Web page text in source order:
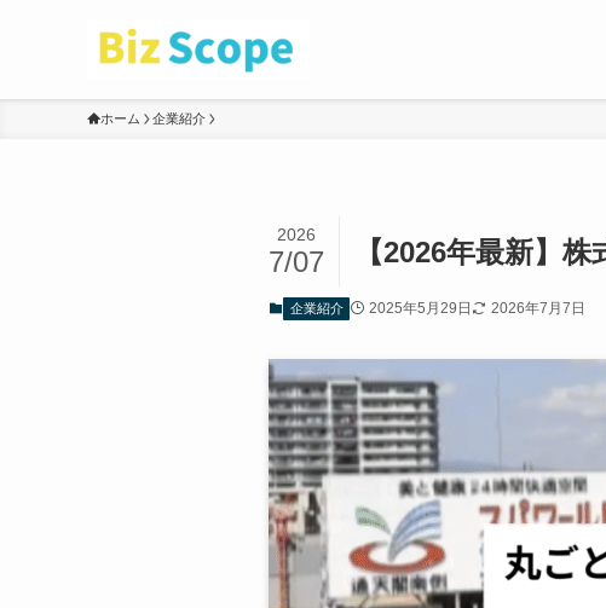
ホーム 企業紹介
【2026年最新】
2026
7/07
企業紹介 2025年5月29日 2026年7月7日